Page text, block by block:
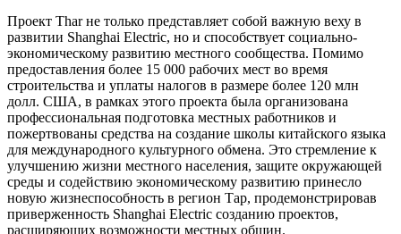
Проект Thar не только представляет собой важную веху в
развитии Shanghai Electric, но и способствует социально-
экономическому развитию местного сообщества. Помимо
предоставления более 15 000 рабочих мест во время
строительства и уплаты налогов в размере более 120 млн
долл. США, в рамках этого проекта была организована
профессиональная подготовка местных работников и
пожертвованы средства на создание школы китайского языка
для международного культурного обмена. Это стремление к
улучшению жизни местного населения, защите окружающей
среды и содействию экономическому развитию принесло
новую жизнеспособность в регион Тар, продемонстрировав
приверженность Shanghai Electric созданию проектов,
расширяющих возможности местных общин.